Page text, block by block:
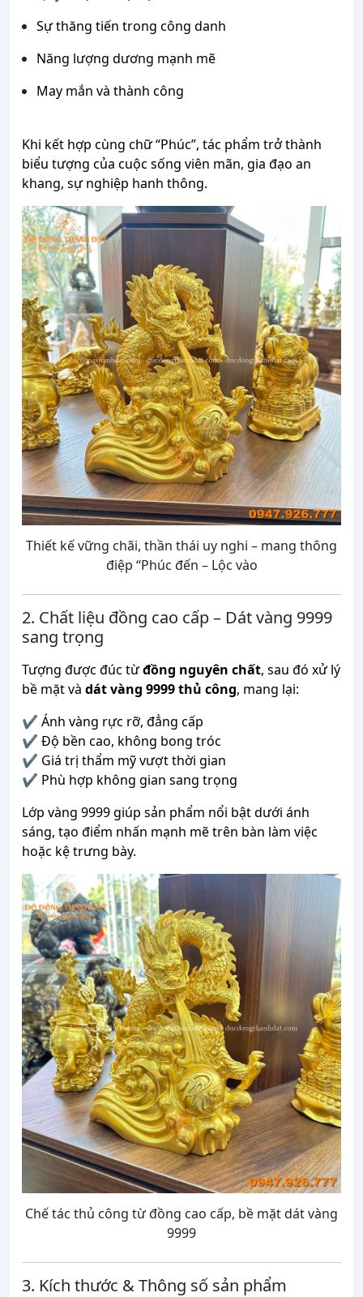
Sự thăng tiến trong công danh
Năng lượng dương mạnh mẽ
May mắn và thành công
Khi kết hợp cùng chữ “Phúc”, tác phẩm trở thành
biểu tượng của cuộc sống viên mãn, gia đạo an
khang, sự nghiệp hanh thông.
Thiết kế vững chãi, thần thái uy nghi – mang thông
điệp “Phúc đến – Lộc vào
2. Chất liệu đồng cao cấp – Dát vàng 9999
sang trọng
Tượng được đúc từđồng nguyên chất, sau đó xử lý
bề mặt và dát vàng 9999 thủ công, mang lại:
✔ Ánh vàng rực rỡ, đẳng cấp
✔ Độ bền cao, không bong tróc
✔ Giá trị thẩm mỹ vượt thời gian
✔ Phù hợp không gian sang trọng
Lớp vàng 9999 giúp sản phẩm nổi bật dưới ánh
sáng, tạo điểm nhấn mạnh mẽ trên bàn làm việc
hoặc kệ trưng bày.
Chế tác thủ công từ đồng cao cấp, bề mặt dát vàng
9999
3. Kích thước & Thông số sản phẩm